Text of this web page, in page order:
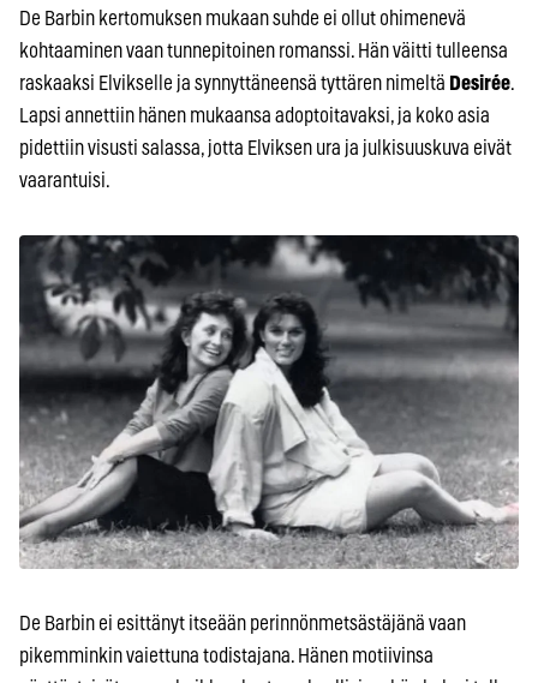
De Barbin kertomuksen mukaan suhde ei ollut ohimenevä
kohtaaminen vaan tunnepitoinen romanssi. Hän väitti tulleensa
raskaaksi Elvikselle ja synnyttäneensä tyttären nimeltä Desirée.
Lapsi annettiin hänen mukaansa adoptoitavaksi, ja koko asia
pidettiin visusti salassa, jotta Elviksen ura ja julkisuuskuva eivät
vaarantuisi.
De Barbin ei esittänyt itseään perinnönmetsästäjänä vaan
pikemminkin vaiettuna todistajana. Hänen motiivinsa